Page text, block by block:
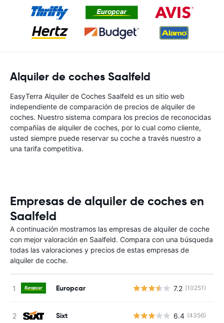
Alquiler de coches Saalfeld
EasyTerra Alquiler de Coches Saalfeld es un sitio web
independiente de comparación de precios de alquiler de
coches. Nuestro sistema compara los precios de reconocidas
compañías de alquiler de coches, por lo cual como cliente,
usted siempre puede reservar su coche a través nuestro a
una tarifa competitiva.
Empresas de alquiler de coches en
Saalfeld
A continuación mostramos las empresas de alquiler de coche
con mejor valoración en Saalfeld. Compara con una búsqueda
todas las valoraciones y precios de estas empresas de
alquiler de coche.
Europcar 7.2 (10251)
Sixt 6.4 (4356)